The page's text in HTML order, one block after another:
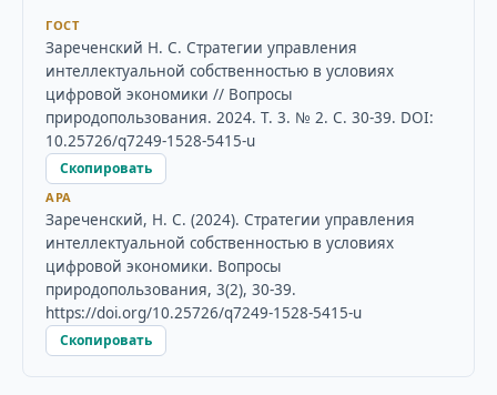
ГОСТ
Зареченский Н. С. Стратегии управления
интеллектуальной собственностью в условиях
цифровой экономики // Вопросы
природопользования. 2024. Т. 3. № 2. С. 30-39. DOI:
10.25726/q7249-1528-5415-u
Скопировать
APA
Зареченский, Н. С. (2024). Стратегии управления
интеллектуальной собственностью в условиях
цифровой экономики. Вопросы
природопользования, 3(2), 30-39.
https://doi.org/10.25726/q7249-1528-5415-u
Скопировать